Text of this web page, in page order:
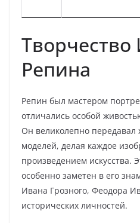
Творчество
Репина
Репин был мастером
отличались особой
Он великолепно передавал
моделей, делая каждое
произведением искусства.
особенно заметен в его
Ивана Грозного, Феодора
исторических личностей.